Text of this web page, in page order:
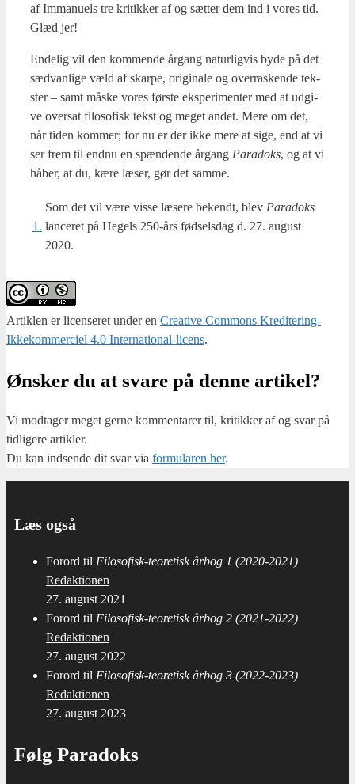
af Imma­nu­els tre kri­tik­ker af og sæt­ter dem ind i vores tid.
Glæd jer!
Ende­lig vil den kom­men­de årgang natur­lig­vis byde på det
sæd­van­li­ge væld af skar­pe, ori­gi­na­le og over­ra­sken­de tek­
ster – samt måske vores før­ste eks­pe­ri­men­ter med at udgi­
ve over­sat filo­so­fisk tekst og meget andet. Mere om det,
når tiden kom­mer; for nu er der ikke mere at sige, end at vi
ser frem til end­nu en spæn­den­de årgang Para­doks, og at vi
håber, at du, kære læser, gør det sam­me.
1.
Som det vil være vis­se læse­re bekendt, blev Para­doks
lan­ce­ret på Hegels 250-års fød­sels­dag d. 27. august
2020.
Artiklen er licenseret under en Creative Commons Kreditering-
Ikkekommerciel 4.0 International-licens.
Ønsker du at svare på denne artikel?
Vi mod­ta­ger meget ger­ne kom­men­ta­rer til, kri­tik­ker af og svar på
tid­li­ge­re artik­ler.
Du kan ind­sen­de dit svar via for­mu­la­ren her.
Læs også
Forord til Filosofisk-teoretisk årbog 1 (2020-2021)
Redaktionen
27. august 2021
Forord til Filosofisk-teoretisk årbog 2 (2021-2022)
Redaktionen
27. august 2022
Forord til Filosofisk-teoretisk årbog 3 (2022-2023)
Redaktionen
27. august 2023
Følg Paradoks